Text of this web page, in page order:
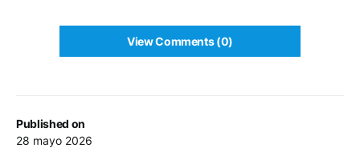
Published on
28 mayo 2026
View Comments (0)